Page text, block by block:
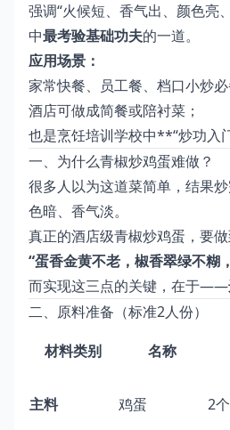
强调“火候短、香气出、颜色亮
中最考验基础功夫的一道。
应用场景：
家常快餐、员工餐、档口小炒必
酒店可做成简餐或陪衬菜；
也是烹饪培训学校中**“炒功入
一、为什么青椒炒鸡蛋难做？
很多人以为这道菜简单，结果
色暗、香气淡。
真正的酒店级青椒炒鸡蛋，要做
“蛋香金黄不老，椒香翠绿不糊
而实现这三点的关键，在于——
二、原料准备（标准2人份）
材料类别
名称
主料 鸡蛋 2个